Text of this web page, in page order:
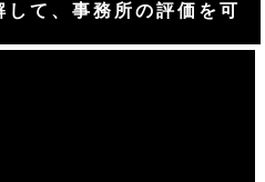
て、事務所の評価を可